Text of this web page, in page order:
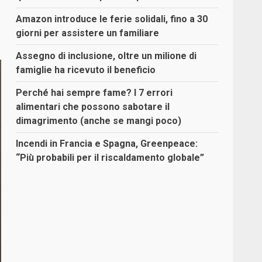
Amazon introduce le ferie solidali, fino a 30
giorni per assistere un familiare
Assegno di inclusione, oltre un milione di
famiglie ha ricevuto il beneficio
Perché hai sempre fame? I 7 errori
alimentari che possono sabotare il
dimagrimento (anche se mangi poco)
Incendi in Francia e Spagna, Greenpeace:
“Più probabili per il riscaldamento globale”